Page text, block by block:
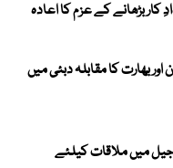
کار بڑھانے کے عزم کا اعادہ
2026، پاکستان اور بھارت کا مقابلہ دبئی میں
میں ملاقات کیلئے